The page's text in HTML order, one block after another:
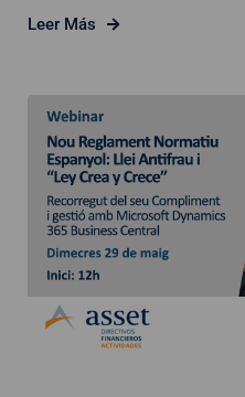
Leer Más